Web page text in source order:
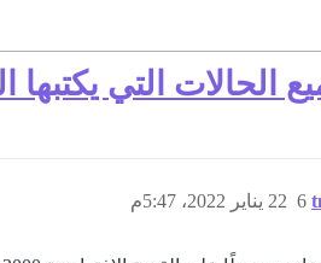
الحالات التي
22 يناير 2022، 5:47م 6